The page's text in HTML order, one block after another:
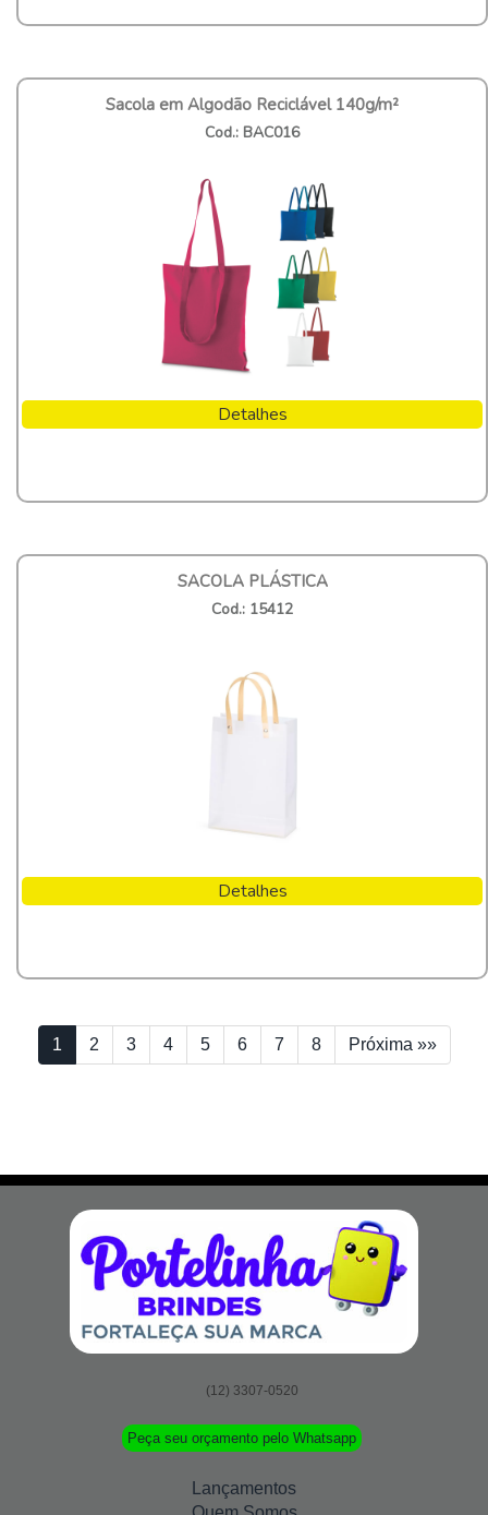
Sacola em Algodão Reciclável 140g/m²
Cod.: BAC016
Detalhes
SACOLA PLÁSTICA
Cod.: 15412
Detalhes
1 2 3 4 5 6 7 8 Próxima »»
(12) 3307-0520
Peça seu orçamento pelo Whatsapp
Lançamentos